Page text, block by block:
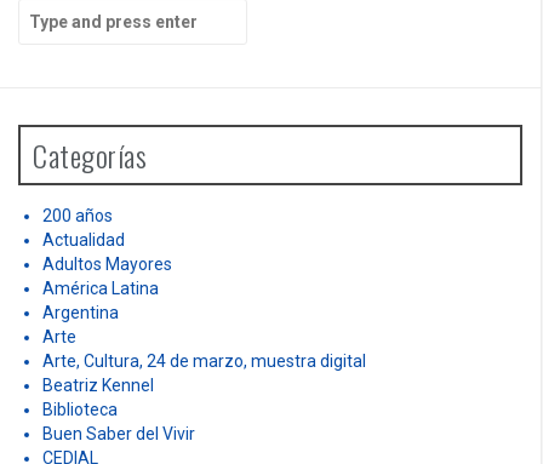
h
o
Categorías
200 años
Actualidad
Adultos Mayores
América Latina
Argentina
Arte
Arte, Cultura, 24 de marzo, muestra digital
Beatriz Kennel
Biblioteca
Buen Saber del Vivir
CEDIAL